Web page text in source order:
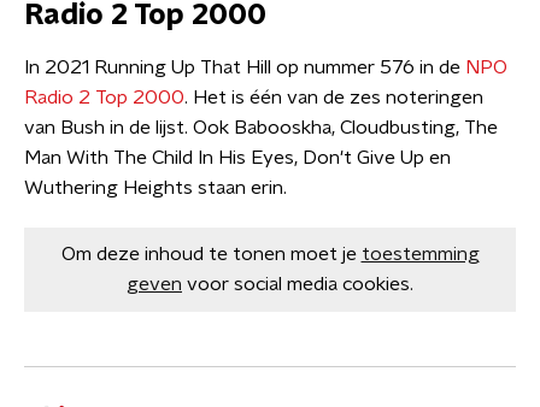
Radio 2 Top 2000
In 2021 Running Up That Hill op nummer 576 in de NPO
Radio 2 Top 2000. Het is één van de zes noteringen
van Bush in de lijst. Ook Babooskha, Cloudbusting, The
Man With The Child In His Eyes, Don't Give Up en
Wuthering Heights staan erin.
Om deze inhoud te tonen moet je toestemming
geven voor social media cookies.